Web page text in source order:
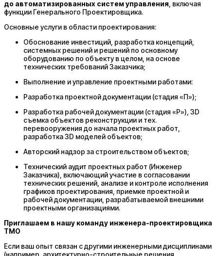
до автоматизированных систем управления , включая
функции Генерального Проектировщика.
Основные услуги в области проектирования:
Обоснование инвестиций, разработка концепций,
системных решений и решений по основному
оборудованию по объекту в целом, на основе
технических требований Заказчика;
Выполнение и управление проектными работами:
Разработка проектной документации (стадия «П»);
Разработка рабочей документации (стадия «Р»), 3D
съемка объектов реконструкции и тех.
перевооружения до начала проектных работ,
разработка 3D моделей объектов;
Авторский надзор за строительством объектов;
Технический аудит проектных работ (Инженер
Заказчика), включающий участие в согласовании
технических решений, анализе и контроле исполнения
графиков проектирования, приемке проектной и
рабочей документации, разрабатываемой внешними
проектными организациями.
Приглашаем в нашу команду инженера-проектировщика
ТМО
Если ваш опыт связан с другими инженерными дисциплинами
(например, архитектурно-строительные решения,